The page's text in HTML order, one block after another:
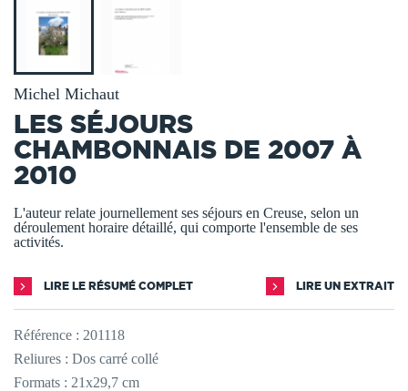
Michel Michaut
LES SÉJOURS
CHAMBONNAIS DE 2007 À
2010
L'auteur relate journellement ses séjours en Creuse, selon un
déroulement horaire détaillé, qui comporte l'ensemble de ses
activités.
LIRE LE RÉSUMÉ COMPLET LIRE UN EXTRAIT
Référence : 201118
Reliures : Dos carré collé
Formats : 21x29,7 cm